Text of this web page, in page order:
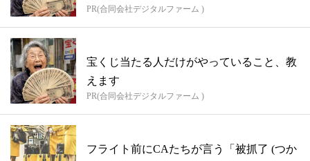
PR(合同会社デジタルファーム )
宝くじ当たる人だけがやっていること、教
えます
PR(合同会社デジタルファーム )
フライト前にCAたちが言う「被抓了 (つか